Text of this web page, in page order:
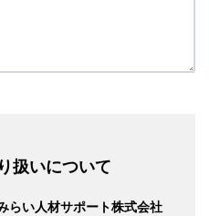
扱いについて
らい人材サポート株式会社